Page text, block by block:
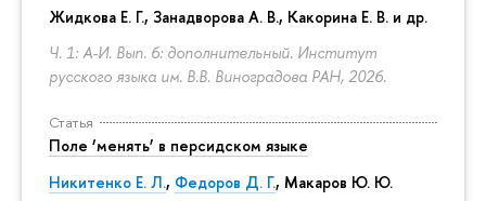
Жидкова Е. Г., Занадворова А. В., Какорина Е. В. и др.
Ч. 1: А-И. Вып. 6: дополнительный. Институт
русского языка им. В.В. Виноградова РАН, 2026.
Статья
Поле ‘менять’ в персидском языке
Никитенко Е. Л., Федоров Д. Г., Макаров Ю. Ю.